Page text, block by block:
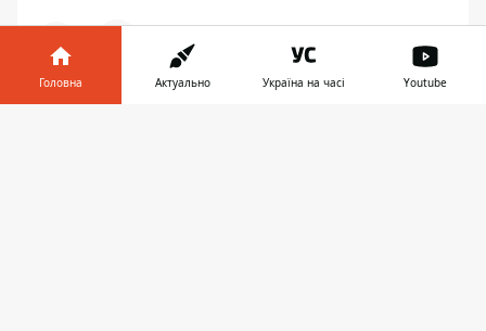
Головна Актуально Україна на часі Youtube